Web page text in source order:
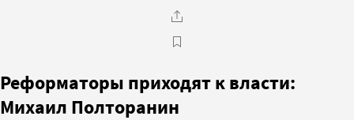
Реформаторы приходят к власти:
Михаил Полторанин